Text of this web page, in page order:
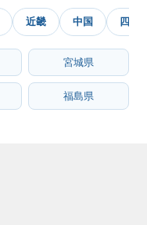
近畿 中国 四国
宮城県
福島県